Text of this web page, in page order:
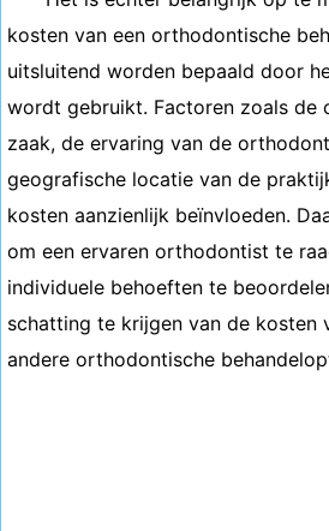
kosten van een orthodontische
uitsluitend worden bepaald door
wordt gebruikt. Factoren zoals de
zaak, de ervaring van de
geografische locatie van de
kosten aanzienlijk beïnvloeden.
om een ​​ervaren orthodontist te
individuele behoeften te
schatting te krijgen van de kosten
andere orthodontische